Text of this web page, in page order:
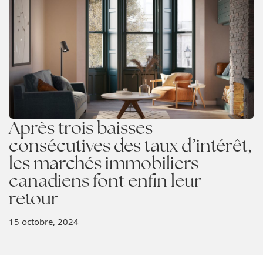
Après trois baisses
consécutives des taux d’intérêt,
les marchés immobiliers
canadiens font enfin leur
retour
15 octobre, 2024